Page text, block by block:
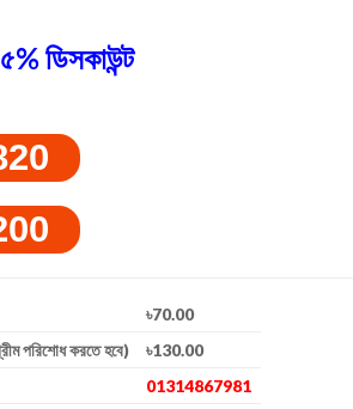
ডিসকাউন্ট
৳70.00
পরিশোধ করতে হবে)
৳130.00
01314867981